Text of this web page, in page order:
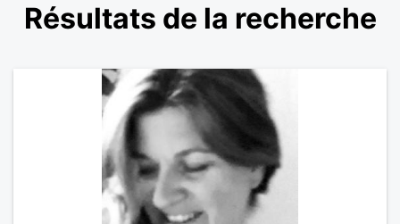
Résultats de la recherche